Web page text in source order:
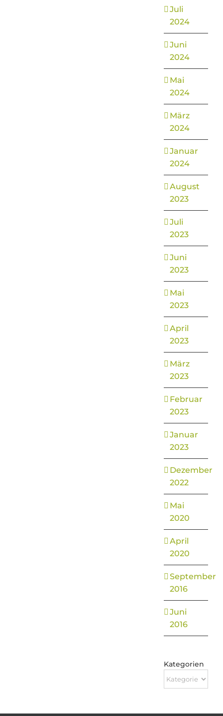
Juli
2024
Juni
2024
Mai
2024
März
2024
Januar
2024
August
2023
Juli
2023
Juni
2023
Mai
2023
April
2023
März
2023
Februar
2023
Januar
2023
Dezember
2022
Mai
2020
April
2020
September
2016
Juni
2016
Kategorien
Kategorien